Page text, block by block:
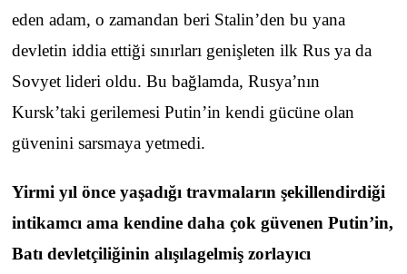
eden adam, o zamandan beri Stalin’den bu yana
devletin iddia ettiği sınırları genişleten ilk Rus ya da
Sovyet lideri oldu. Bu bağlamda, Rusya’nın
Kursk’taki gerilemesi Putin’in kendi gücüne olan
güvenini sarsmaya yetmedi.
Yirmi yıl önce yaşadığı travmaların şekillendirdiği
intikamcı ama kendine daha çok güvenen Putin’in,
Batı devletçiliğinin alışılagelmiş zorlayıcı